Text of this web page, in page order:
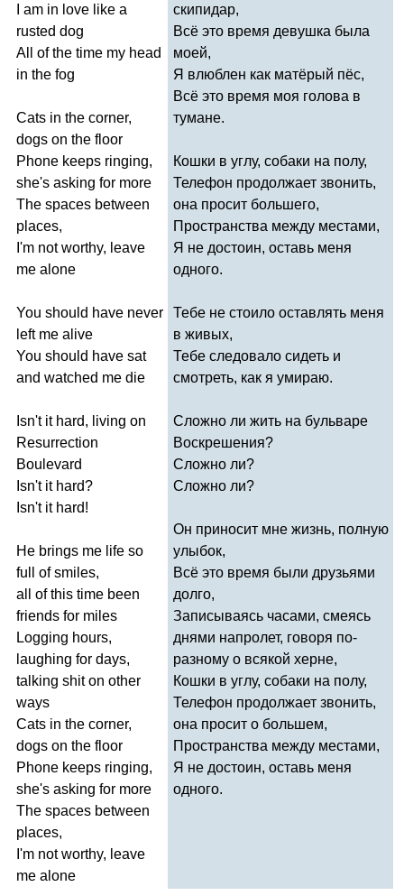
am in love like a
rusted dog
All
of the time my head
in the fog
Cats in the corner,
dogs on the floor
Phone keeps ringing,
she's asking for more
The spaces between
places,
I'm not worthy, leave
me alone
You should have never
left me alive
You should have sat
and watched me die
Isn't it hard, living on
Resurrection
Boulevard
Isn't it hard?
Isn't it hard!
He brings me life so
full
of smiles,
all
of this time been
friends for miles
Logging hours,
laughing for days,
talking shit on other
ways
Cats in the corner,
dogs on the floor
Phone keeps ringing,
she's asking for more
The spaces between
places,
I'm not worthy, leave
me alone
скипидар,
Всё это время девушка была
моей,
Я влюблен как матёрый пёс,
Всё это время моя голова в
тумане.
Кошки в углу, собаки на полу,
Телефон продолжает звонить,
она просит большего,
Пространства между местами,
Я не достоин, оставь меня
одного.
Тебе не стоило оставлять меня
в живых,
Тебе следовало сидеть и
смотреть, как я умираю.
Сложно ли жить на бульваре
Воскрешения?
Сложно ли?
Сложно ли?
Он приносит мне жизнь, полную
улыбок,
Всё это время были друзьями
долго,
Записываясь часами, смеясь
днями напролет, говоря по-
разному о всякой херне,
Кошки в углу, собаки на полу,
Телефон продолжает звонить,
она просит о большем,
Пространства между местами,
Я не достоин, оставь меня
одного.